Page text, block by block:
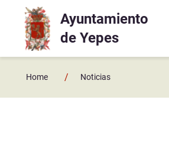
Ir a contenido principal
Ayuntamiento
de Yepes
Home / Noticias